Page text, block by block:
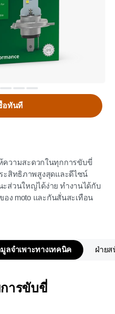
ห้ความสะดวกในทุกการขับขี่
ะสิทธิภาพสูงสุดและดีไซน์
ส่วนใหญ่ได้ง่าย ทำงานได้กับ
อง moto และกันสั่นสะเทือน
อทันที
ลจำเพาะทางเทคนิค ฝ่าย
ารขับขี่